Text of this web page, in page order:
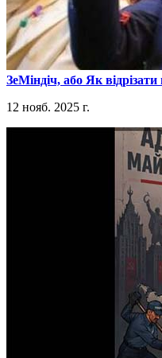
​ЗеМіндіч, або Як
12 нояб. 2025 г.